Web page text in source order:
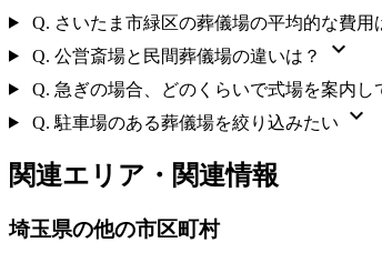
Q. さいたま市緑区の葬儀場の平均的な費用
Q. 公営斎場と民間葬儀場の違いは？ expand_more
Q. 急ぎの場合、どのくらいで式場を案内し
Q. 駐車場のある葬儀場を絞り込みたい expand_more
関連エリア・関連情報
埼玉県の他の市区町村